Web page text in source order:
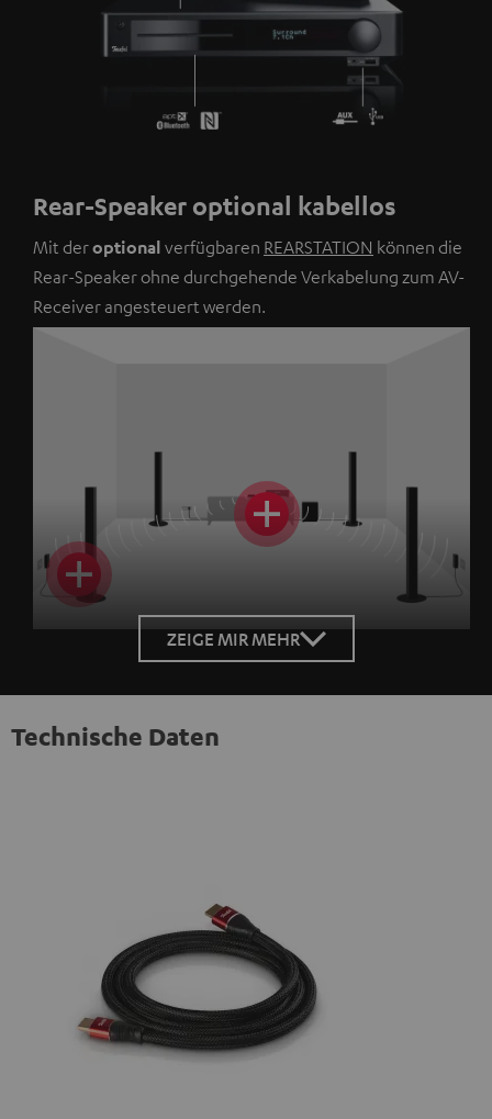
Rear-Speaker optional kabellos
Mit deroptional verfügbaren REARSTATION können die
Rear-Speaker ohne durchgehende Verkabelung zum AV-
Receiver angesteuert werden.
ZEIGE MIR MEHR
Technische Daten